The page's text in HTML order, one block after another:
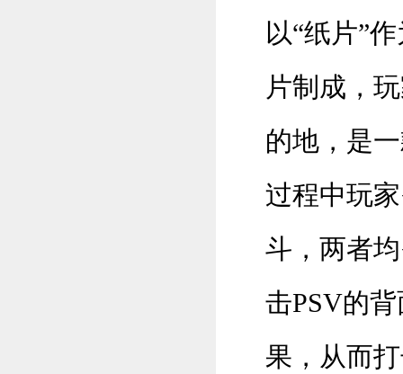
以“纸片”
片制成，
的地，是
过程中玩
斗，两者
击PSV的
果，从而